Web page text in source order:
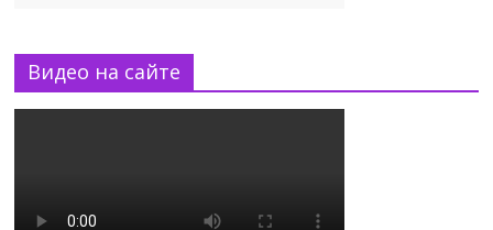
Видео на сайте